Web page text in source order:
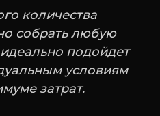
количества
собрать любую
подойдет
условиям
затрат.